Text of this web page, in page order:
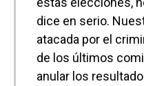
dice en serio.
atacada por el
de los últimos
anular los